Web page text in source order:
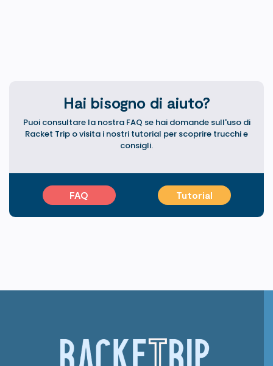
Hai bisogno di aiuto?
Puoi consultare la nostra FAQ se hai domande sull'uso di
Racket Trip o visita i nostri tutorial per scoprire trucchi e
consigli.
FAQ Tutorial